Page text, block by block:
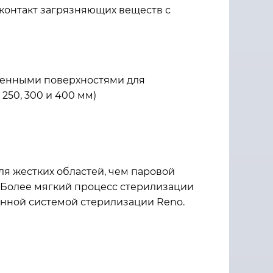
загрязняющих веществ с
поверхностями для
250, 300 и 400 мм)
жестких областей, чем паровой
мягкий процесс стерилизации
системой стерилизации Reno.